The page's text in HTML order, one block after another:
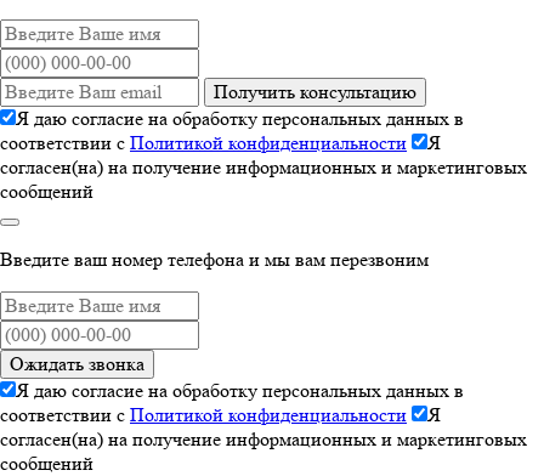
Получить консультацию
Я даю согласие на обработку персональных данных в
соответствии с Политикой конфиденциальности
Я
согласен(на) на получение информационных и маркетинговых
сообщений
Введите ваш номер телефона и мы вам перезвоним
Ожидать звонка
Я даю согласие на обработку персональных данных в
соответствии с Политикой конфиденциальности
Я
согласен(на) на получение информационных и маркетинговых
сообщений